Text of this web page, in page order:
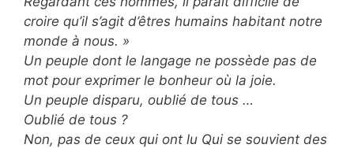
croire qu’il s’agit d’êtres humains habitant notre
monde à nous. »
Un peuple dont le langage ne possède pas de
mot pour exprimer le bonheur où la joie.
Un peuple disparu, oublié de tous …
Oublié de tous ?
Non, pas de ceux qui ont lu Qui se souvient des